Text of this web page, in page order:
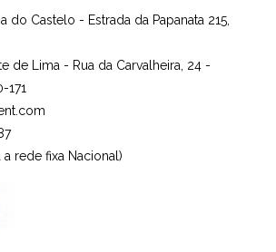
do Castelo - Estrada da Papanata 215,
de Lima - Rua da Carvalheira, 24 -
171
a rede fixa Nacional)